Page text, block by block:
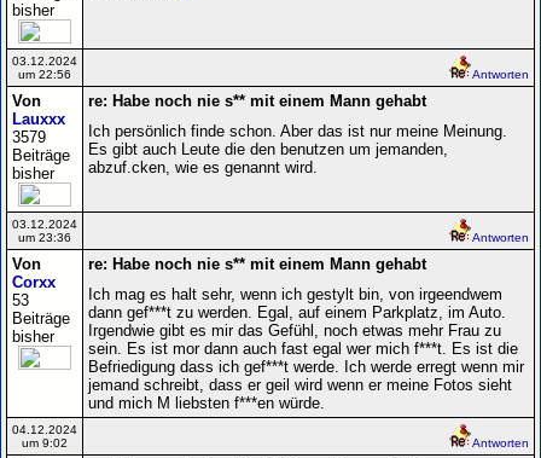
bisher
03.12.2024
um 22:56
Antworten
Von
Lauxxx
3579
Beiträge
bisher
re: Habe noch nie s** mit einem Mann gehabt
Ich persönlich finde schon. Aber das ist nur meine Meinung.
Es gibt auch Leute die den benutzen um jemanden,
abzuf.cken, wie es genannt wird.
03.12.2024
um 23:36
Antworten
Von
Corxx
53
Beiträge
bisher
re: Habe noch nie s** mit einem Mann gehabt
Ich mag es halt sehr, wenn ich gestylt bin, von irgeendwem
dann gef***t zu werden. Egal, auf einem Parkplatz, im Auto.
Irgendwie gibt es mir das Gefühl, noch etwas mehr Frau zu
sein. Es ist mor dann auch fast egal wer mich f***t. Es ist die
Befriedigung dass ich gef***t werde. Ich werde erregt wenn mir
jemand schreibt, dass er geil wird wenn er meine Fotos sieht
und mich M liebsten f***en würde.
04.12.2024
um 9:02
Antworten